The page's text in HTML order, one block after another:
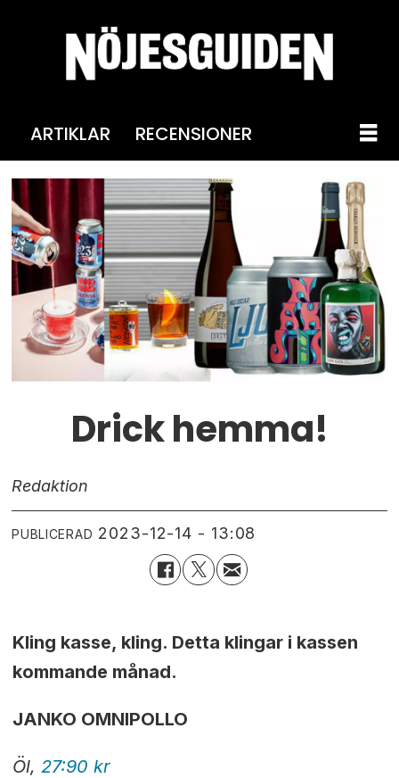
ARTIKLAR RECENSIONER
Drick hemma!
Redaktion
PUBLICERAD 2023-12-14 - 13:08
Kling kasse, kling. Detta klingar i kassen
kommande månad.
JANKO OMNIPOLLO
Öl, 27:90 kr